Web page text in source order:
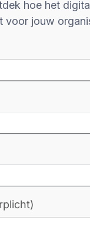
hoe het
voor jouw